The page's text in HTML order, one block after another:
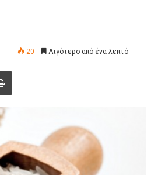
20 Λιγότερο από ένα λεπτό